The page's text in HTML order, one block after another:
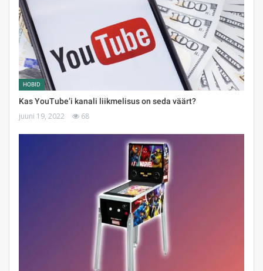
HOBID
Kas YouTube’i kanali liikmelisus on seda väärt?
juuni 19, 2022 68